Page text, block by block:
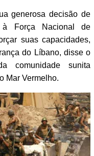
generosa decisão de
Força Nacional de
suas capacidades,
do Líbano, disse o
comunidade sunita
Mar Vermelho.